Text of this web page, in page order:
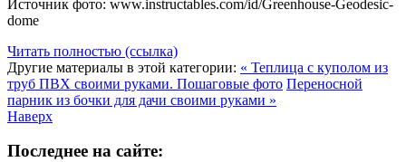
Источник фото: www.instructables.com/id/Greenhouse-Geodesic-
dome
Читать полностью (ссылка)
Другие материалы в этой категории: « Теплица с куполом из
труб ПВХ своими руками. Пошаговые фото Переносной
парник из бочки для дачи своими руками »
Наверх
Последнее на сайте: